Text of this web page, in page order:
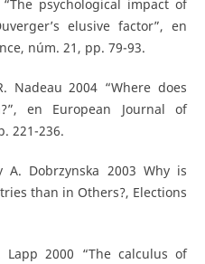
psychological impact of
elusive factor”, en
núm. 21, pp. 79-93.
Nadeau 2004 “Where does
en European Journal of
221-236.
A. Dobrzynska 2003 Why is
than in Others?, Elections
2000 “The calculus of